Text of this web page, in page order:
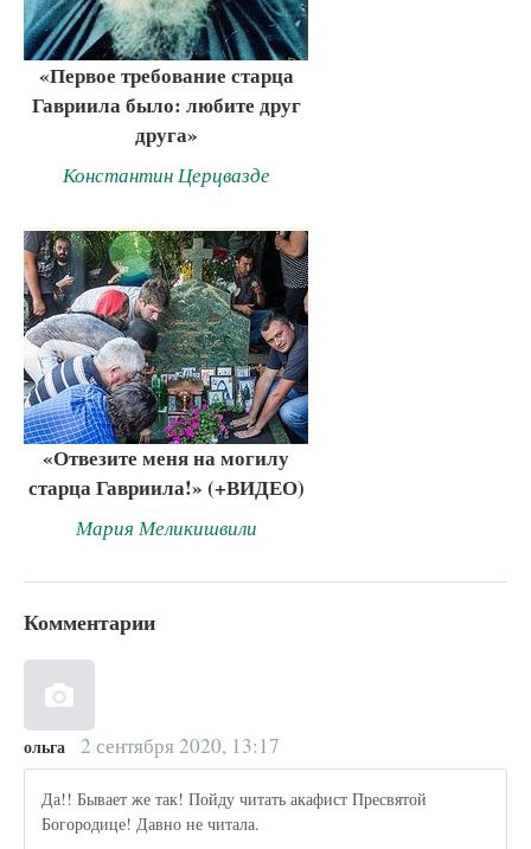
«Первое требование старца
Гавриила было: любите друг
друга»
Константин Церцвазде
«Отвезите меня на могилу
старца Гавриила!» (+ВИДЕО)
Мария Меликишвили
Комментарии
ольга 2 сентября 2020, 13:17
Да!! Бывает же так! Пойду читать акафист Пресвятой
Богородице! Давно не читала.